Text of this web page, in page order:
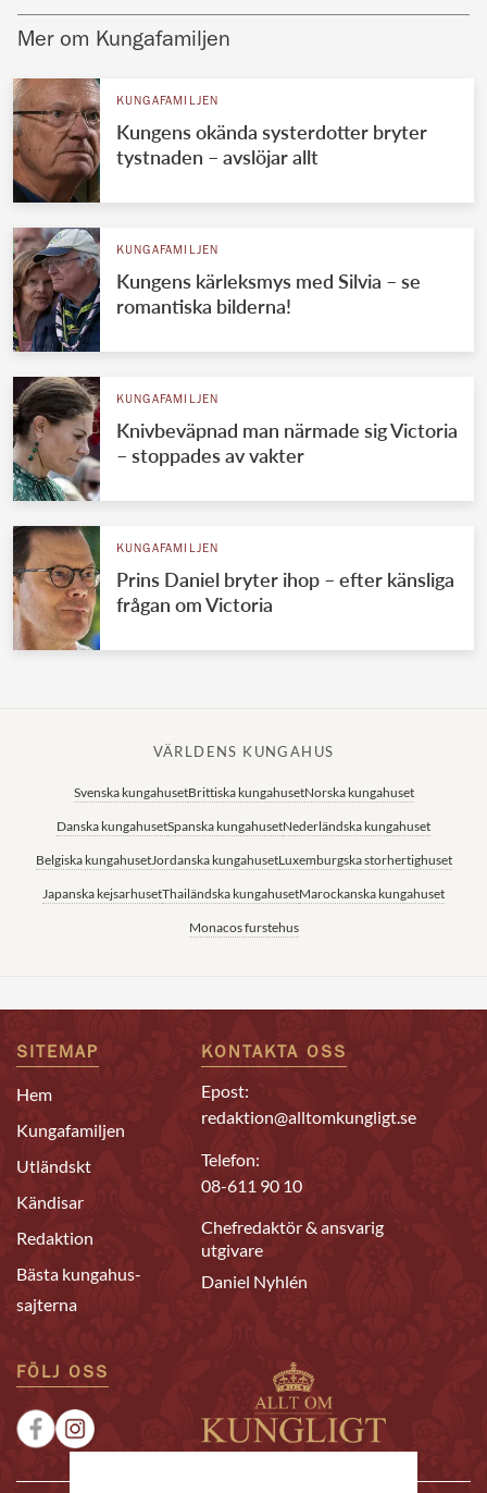
Mer om Kungafamiljen
KUNGAFAMILJEN
Kungens okända systerdotter bryter
tystnaden – avslöjar allt
KUNGAFAMILJEN
Kungens kärleksmys med Silvia – se
romantiska bilderna!
KUNGAFAMILJEN
Knivbeväpnad man närmade sig Victoria
– stoppades av vakter
KUNGAFAMILJEN
Prins Daniel bryter ihop – efter känsliga
frågan om Victoria
VÄRLDENS KUNGAHUS
Svenska kungahusetBrittiska kungahusetNorska kungahuset
Danska kungahusetSpanska kungahusetNederländska kungahuset
Belgiska kungahusetJordanska kungahusetLuxemburgska storhertighuset
Japanska kejsarhusetThailändska kungahusetMarockanska kungahuset
Monacos furstehus
SITEMAP
Hem
Kungafamiljen
Utländskt
Kändisar
Redaktion
Bästa kungahus-
sajterna
KONTAKTA OSS
Epost:
redaktion@alltomkungligt.se
Telefon:
08-611 90 10
Chefredaktör & ansvarig
utgivare
Daniel Nyhlén
FÖLJ OSS